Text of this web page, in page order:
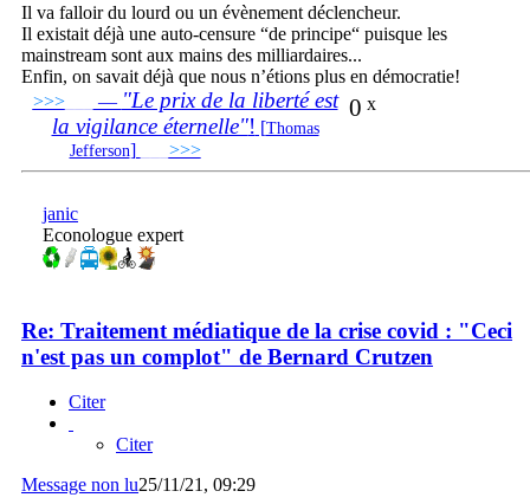
Il va falloir du lourd ou un évènement déclencheur.
Il existait déjà une auto-censure “de principe“ puisque les
mainstream sont aux mains des milliardaires...
Enfin, on savait déjà que nous n’étions plus en démocratie!
0 x
>>>___ — "Le prix de la liberté est
la vigilance éternelle"! [Thomas
Jefferson] >>>______________________________
janic
Econologue expert
Re: Traitement médiatique de la crise covid : "Ceci
n'est pas un complot" de Bernard Crutzen
Citer
Citer
Message non lu25/11/21, 09:29